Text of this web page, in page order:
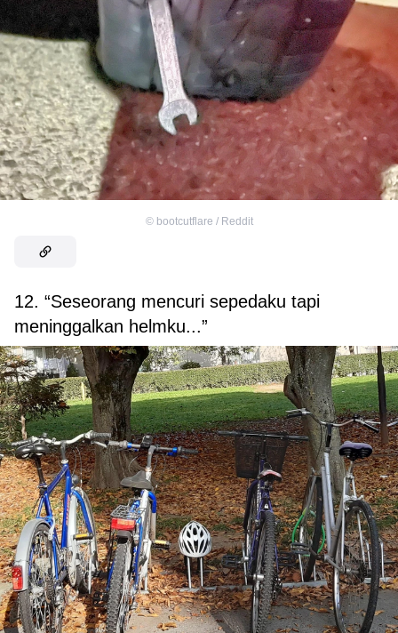
© bootcutflare / Reddit
12. “Seseorang mencuri sepedaku tapi
meninggalkan helmku...”